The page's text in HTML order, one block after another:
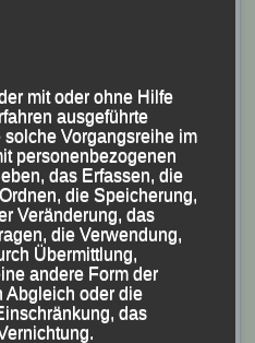
LG-Veranstaltungen
mit oder ohne Hilfe
ausgeführte
Vorgangsreihe im
personenbezogenen
das Erfassen, die
die Speicherung,
Veränderung, das
die Verwendung,
Übermittlung,
andere Form der
Abgleich oder die
das